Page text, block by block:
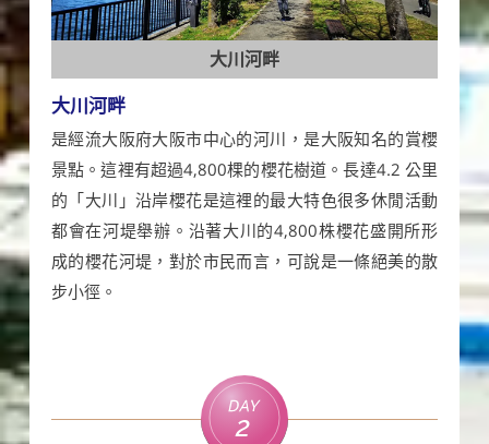
大川河畔
大川河畔
是經流大阪府大阪市中心的河川，是大阪知名的賞櫻
景點。這裡有超過4,800棵的櫻花樹道。長達4.2 公里
的「大川」沿岸櫻花是這裡的最大特色很多休閒活動
都會在河堤舉辦。沿著大川的4,800株櫻花盛開所形
成的櫻花河堤，對於市民而言，可說是一條絕美的散
步小徑。
Day
2